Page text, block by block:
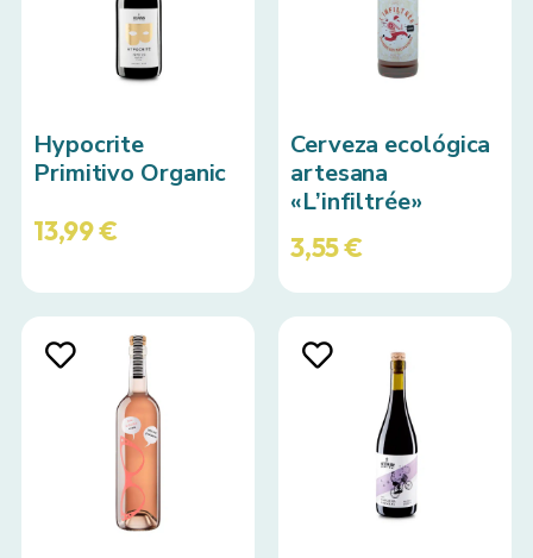
Hypocrite
Primitivo Organic
13,99€
Cerveza ecológica
artesana
«L’infiltrée»
3,55€